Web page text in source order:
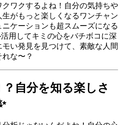
ワクするよね！自分の気持ちや
がもっと楽しくなるワンチャン
ケーションも超スムーズになる
用してキミの心をバチボコに深
い発見を見つけて、素敵な人間
な〜？
自分を知る楽しさ